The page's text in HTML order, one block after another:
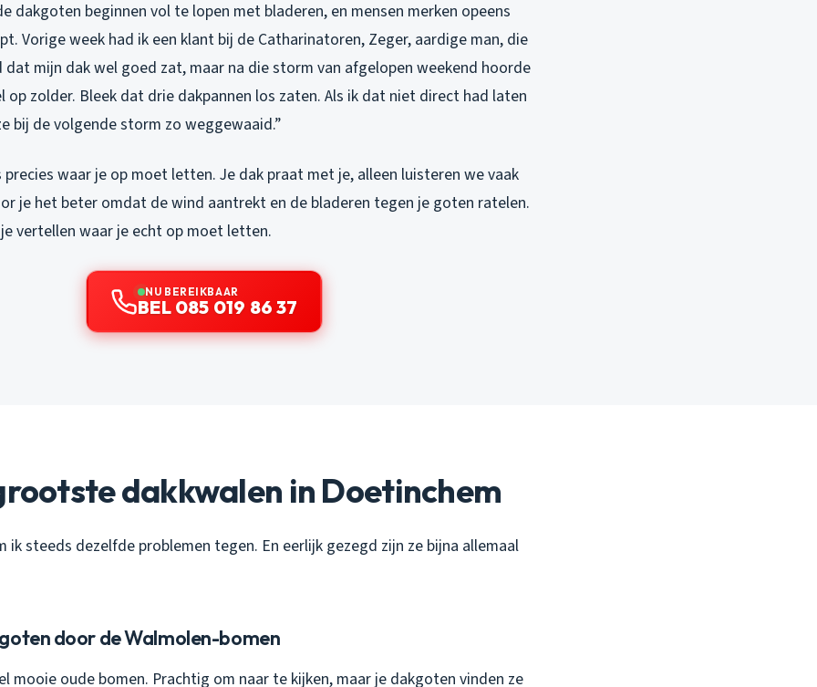
dakgoten beginnen vol te lopen met bladeren, en mensen merken opeens
Vorige week had ik een klant bij de Catharinatoren, Zeger, aardige man, die
mijn dak wel goed zat, maar na die storm van afgelopen weekend hoorde
op zolder. Bleek dat drie dakpannen los zaten. Als ik dat niet direct had laten
bij de volgende storm zo weggewaaid.”
waar je op moet letten. Je dak praat met je, alleen luisteren we vaak
je het beter omdat de wind aantrekt en de bladeren tegen je goten ratelen.
vertellen waar je echt op moet letten.
NU BEREIKBAAR
BEL 085 019 86 37
dakkwalen in Doetinchem
ik steeds dezelfde problemen tegen. En eerlijk gezegd zijn ze bijna allemaal
door de Walmolen-bomen
mooie oude bomen. Prachtig om naar te kijken, maar je dakgoten vinden ze